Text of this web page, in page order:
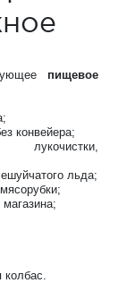
пищевое
конвейера;
лукочистки,
льда;
колбас.